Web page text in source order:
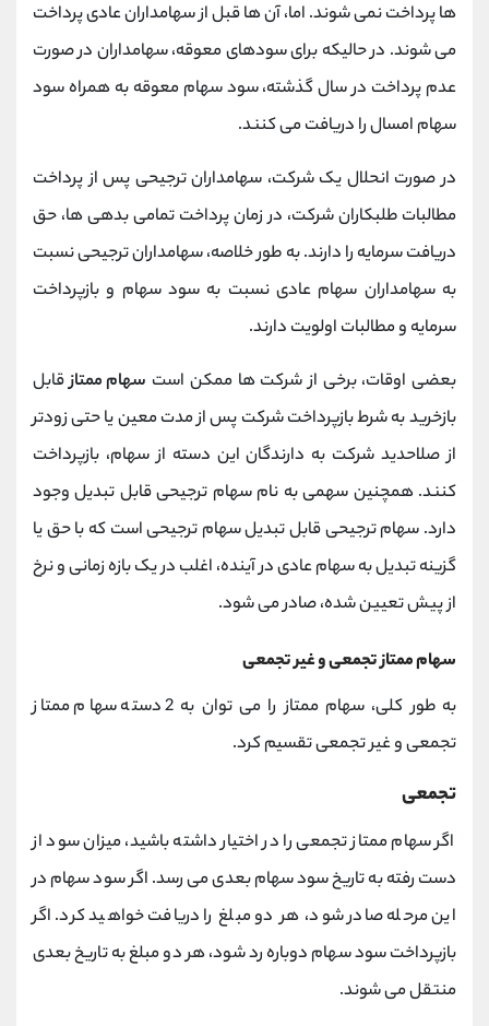
ها پرداخت نمی شوند. اما، آن ها قبل از سهامداران عادی پرداخت
می شوند. در حالیکه برای سودهای معوقه، سهامداران در صورت
عدم پرداخت در سال گذشته، سود سهام معوقه به همراه سود
سهام امسال را دریافت می کنند.
در صورت انحلال یک شرکت، سهامداران ترجیحی پس از پرداخت
مطالبات طلبکاران شرکت، در زمان پرداخت تمامی بدهی ها، حق
دریافت سرمایه را دارند. به طور خلاصه، سهامداران ترجیحی نسبت
به سهامداران سهام عادی نسبت به سود سهام و بازپرداخت
سرمایه و مطالبات اولویت دارند.
بعضی اوقات، برخی از شرکت ها ممکن است سهام ممتازقابل
بازخرید به شرط بازپرداخت شرکت پس از مدت معین یا حتی زودتر
از صلاحدید شرکت به دارندگان این دسته از سهام، بازپرداخت
کنند. همچنین سهمی به نام سهام ترجیحی قابل تبدیل وجود
دارد. سهام ترجیحی قابل تبدیل سهام ترجیحی است که با حق یا
گزینه تبدیل به سهام عادی در آینده، اغلب در یک بازه زمانی و نرخ
از پیش تعیین شده، صادر می شود.
سهام ممتاز تجمعی و غیر تجمعی
به طور کلی، سهام ممتاز را می توان به 2 دسته سهام ممتاز
تجمعی و غیر تجمعی تقسیم کرد.
تجمعی
اگر سهام ممتاز تجمعی را در اختیار داشته باشید، میزان سود از
دست رفته به تاریخ سود سهام بعدی می رسد. اگر سود سهام در
این مرحله صادر شود، هر دو مبلغ را دریافت خواهید کرد. اگر
بازپرداخت سود سهام دوباره رد شود، هر دو مبلغ به تاریخ بعدی
منتقل می شوند.